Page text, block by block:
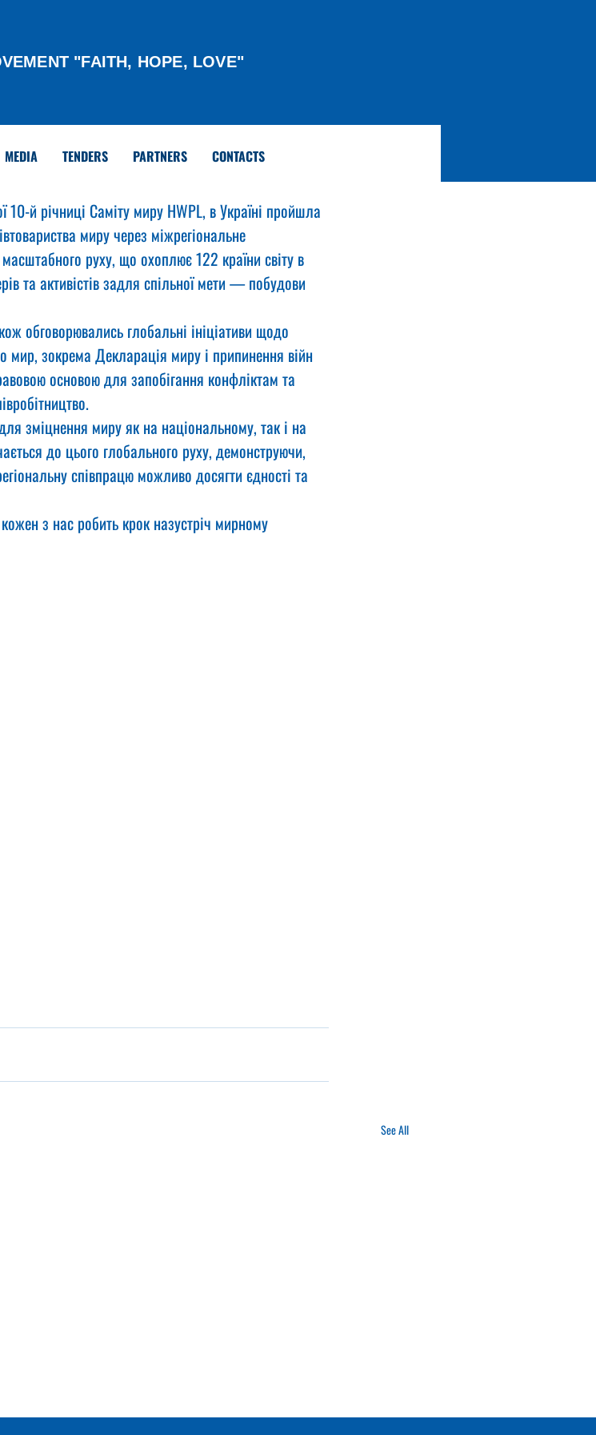
"FAITH, HOPE, LOVE"
MEDIA TENDERS PARTNERS CONTACTS
10-й річниці Саміту миру HWPL, в Україні пройшла
миру через міжрегіональне
руху, що охоплює 122 країни світу в
та активістів задля спільної мети — побудови
обговорювались глобальні ініціативи щодо
мир, зокрема Декларація миру і припинення війн
основою для запобігання конфліктам та
зміцнення миру як на національному, так і на
до цього глобального руху, демонструючи,
співпрацю можливо досягти єдності та
з нас робить крок назустріч мирному
See All